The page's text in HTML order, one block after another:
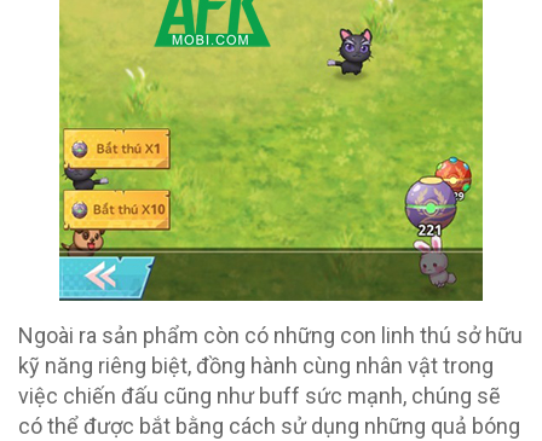
Ngoài ra sản phẩm còn có những con linh thú sở hữu
kỹ năng riêng biệt, đồng hành cùng nhân vật trong
việc chiến đấu cũng như buff sức mạnh, chúng sẽ
có thể được bắt bằng cách sử dụng những quả bóng